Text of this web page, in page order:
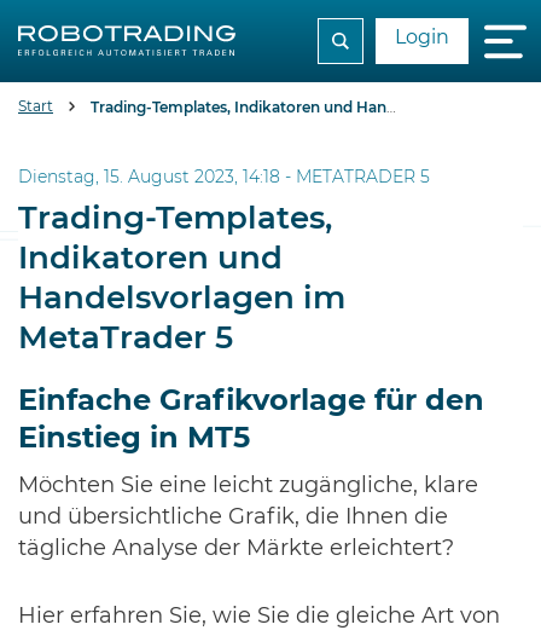
Login
Start Trading-Templates, Indikatoren und Handelsvorlagen im MetaTrader 5
Dienstag, 15. August 2023, 14:18 - METATRADER 5
Trading-Templates,
Indikatoren und
Handelsvorlagen im
MetaTrader 5
Einfache Grafikvorlage für den
Einstieg in MT5
Möchten Sie eine leicht zugängliche, klare
und übersichtliche Grafik, die Ihnen die
tägliche Analyse der Märkte erleichtert?
Hier erfahren Sie, wie Sie die gleiche Art von